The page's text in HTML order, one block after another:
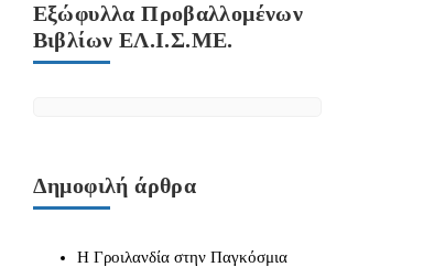
Εξώφυλλα Προβαλλομένων
Βιβλίων ΕΛ.Ι.Σ.ΜΕ.
Δημοφιλή άρθρα
Η Γροιλανδία στην Παγκόσμια